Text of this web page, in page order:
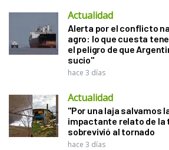
Actualidad
Alerta por el conflicto
agro: lo que cuesta
el peligro de que
sucio"
hace 3 días
Actualidad
"Por una laja salvamos
impactante relato de la
sobrevivió al tornado
hace 3 días